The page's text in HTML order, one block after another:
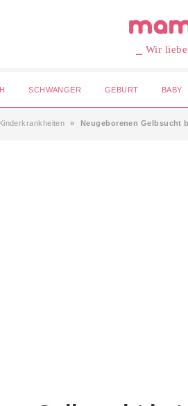
⎯ Wir
SCHWANGER GEBURT BABY
Kinderkrankheiten Neugeborenen Gelbsucht